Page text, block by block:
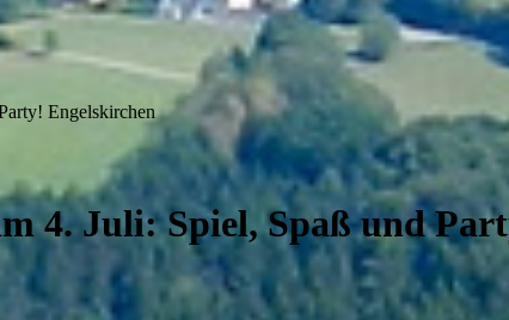
Engelskirchen
4. Juli: Spiel, Spaß und